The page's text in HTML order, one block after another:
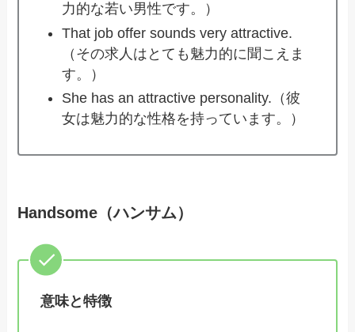
力的な若い男性です。）
That job offer sounds very attractive.
（その求人はとても魅力的に聞こえま
す。）
She has an attractive personality.（彼
女は魅力的な性格を持っています。）
Handsome（ハンサム）
意味と特徴